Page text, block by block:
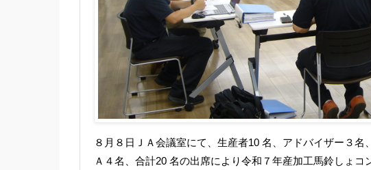
８月８日ＪＡ会議室にて、生産者10 名、アドバイザー３名
Ａ４名、合計20 名の出席により令和７年産加工馬鈴しょコ